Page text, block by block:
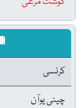
کرنسی
چینی یوآن